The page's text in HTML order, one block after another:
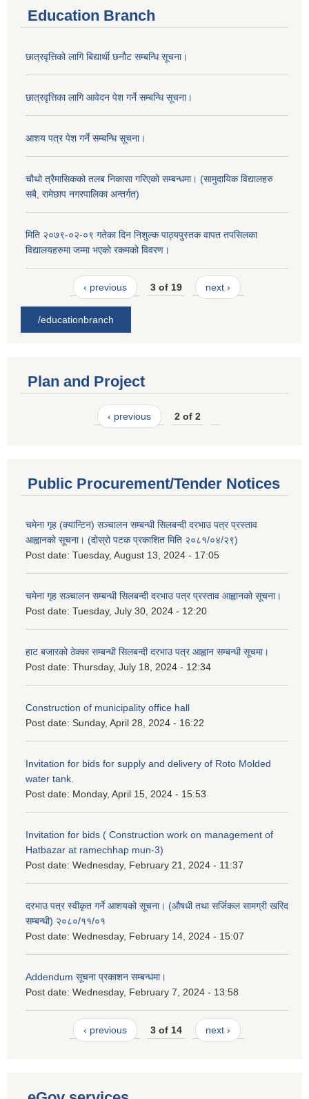
Education Branch
छात्रवृत्तिको लागि बिद्यार्थी छनौट सम्बन्धि सूचना।
छात्रवृत्तिका लागि आवेदन पेश गर्ने सम्बन्धि सूचना।
आशय पत्र पेश गर्ने सम्बन्धि सूचना।
चौथो त्रैमासिकको तलब निकासा गरिएको सम्बन्धमा। (सामुदायिक विद्यालहरु
सबै, रामेछाप नगरपालिका अन्तर्गत)
मिति २०७९-०२-०९ गतेका दिन निशुल्क पाठ्यपुस्तक वापत तपसिलका
विद्यालयहरुमा जम्मा भएको रकमको विवरण।
‹ previous 3 of 19 next ›
/educationbranch
Plan and Project
‹ previous 2 of 2
Public Procurement/Tender Notices
चमेना गृह (क्यान्टिन) सञ्चालन सम्बन्धी सिलबन्दी दरभाउ पत्र प्रस्ताव
आह्वानको सूचना। (दोस्रो पटक प्रकाशित मिति २०८१/०४/२९)
Post date: Tuesday, August 13, 2024 - 17:05
चमेना गृह सञ्चालन सम्बन्धी सिलबन्दी दरभाउ पत्र प्रस्ताव आह्वानको सूचना।
Post date: Tuesday, July 30, 2024 - 12:20
हाट बजारको ठेक्का सम्बन्धी सिलबन्दी दरभाउ पत्र आह्वान सम्बन्धी सूचमा।
Post date: Thursday, July 18, 2024 - 12:34
Construction of municipality office hall
Post date: Sunday, April 28, 2024 - 16:22
Invitation for bids for supply and delivery of Roto Molded
water tank.
Post date: Monday, April 15, 2024 - 15:53
Invitation for bids ( Construction work on management of
Hatbazar at ramechhap mun-3)
Post date: Wednesday, February 21, 2024 - 11:37
दरभाउ पत्र स्वीकृत गर्ने आशयको सूचना। (औषधी तथा सर्जिकल सामग्री खरिद
सम्बन्धी) २०८०/११/०१
Post date: Wednesday, February 14, 2024 - 15:07
Addendum सूचना प्रकाशन सम्बन्धमा।
Post date: Wednesday, February 7, 2024 - 13:58
‹ previous 3 of 14 next ›